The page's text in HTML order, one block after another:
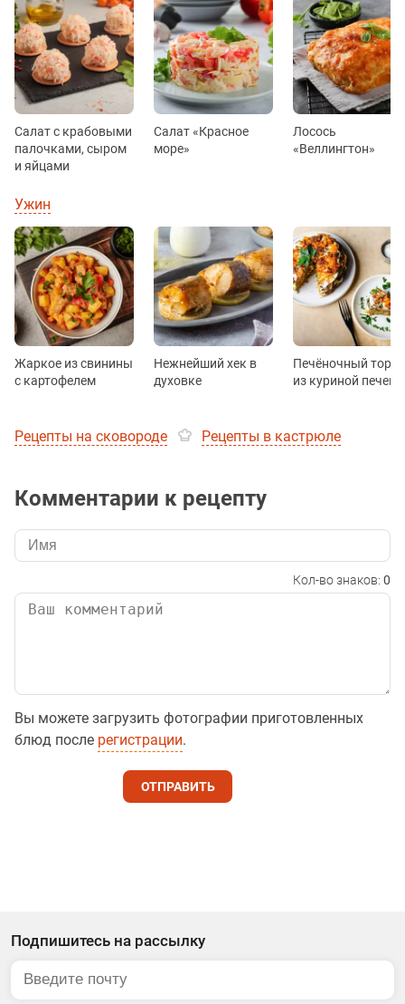
Салат с крабовыми
палочками, сыром
и яйцами
Салат «Красное
море»
Лосось
«Веллингтон»
Ужин
Жаркое из свинины
с картофелем
Нежнейший хек в
духовке
Печёночный торт
из куриной печени
Рецепты на сковороде Рецепты в кастрюле
Комментарии к рецепту
Кол-во знаков: 0
Вы можете загрузить фотографии приготовленных
блюд после регистрации.
ОТПРАВИТЬ
Подпишитесь на рассылку